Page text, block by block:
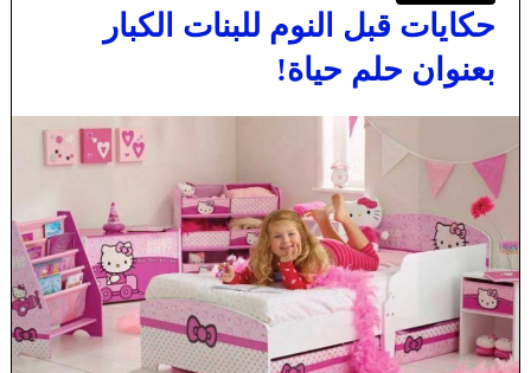
حكايات قبل النوم للبنات الكبار
بعنوان حلم حياة!